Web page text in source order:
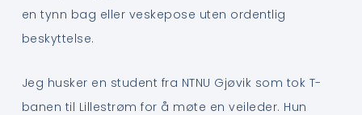
en tynn bag eller veskepose uten ordentlig
beskyttelse.
Jeg husker en student fra NTNU Gjøvik som tok T-
banen til Lillestrøm for å møte en veileder. Hun